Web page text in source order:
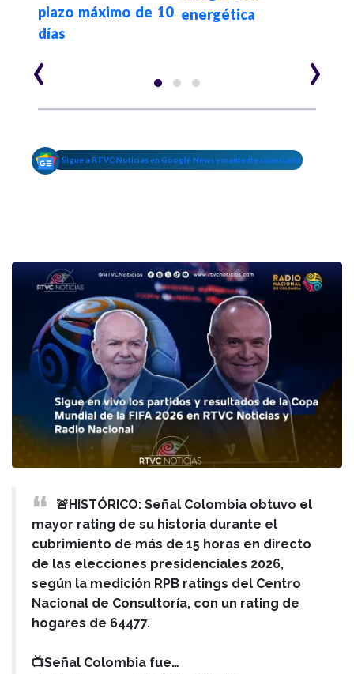
plazo máximo de 10
días
energética
‹ ›
Sigue a RTVC Noticias en Google News y mantente conectado
🚨HISTÓRICO: Señal Colombia obtuvo el
mayor rating de su historia durante el
cubrimiento de más de 15 horas en directo
de las elecciones presidenciales 2026,
según la medición RPB ratings del Centro
Nacional de Consultoría, con un rating de
hogares de 64477.
📺Señal Colombia fue…